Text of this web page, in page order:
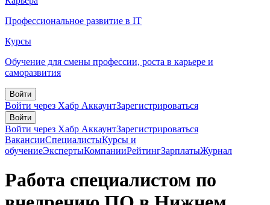
Профессиональное развитие в IT
Курсы
Обучение для смены профессии, роста в карьере и
саморазвития
Войти
Войти через Хабр АккаунтЗарегистрироваться
Войти
Войти через Хабр АккаунтЗарегистрироваться
ВакансииСпециалистыКурсы и
обучениеЭкспертыКомпанииРейтингЗарплатыЖурнал
Работа специалистом по